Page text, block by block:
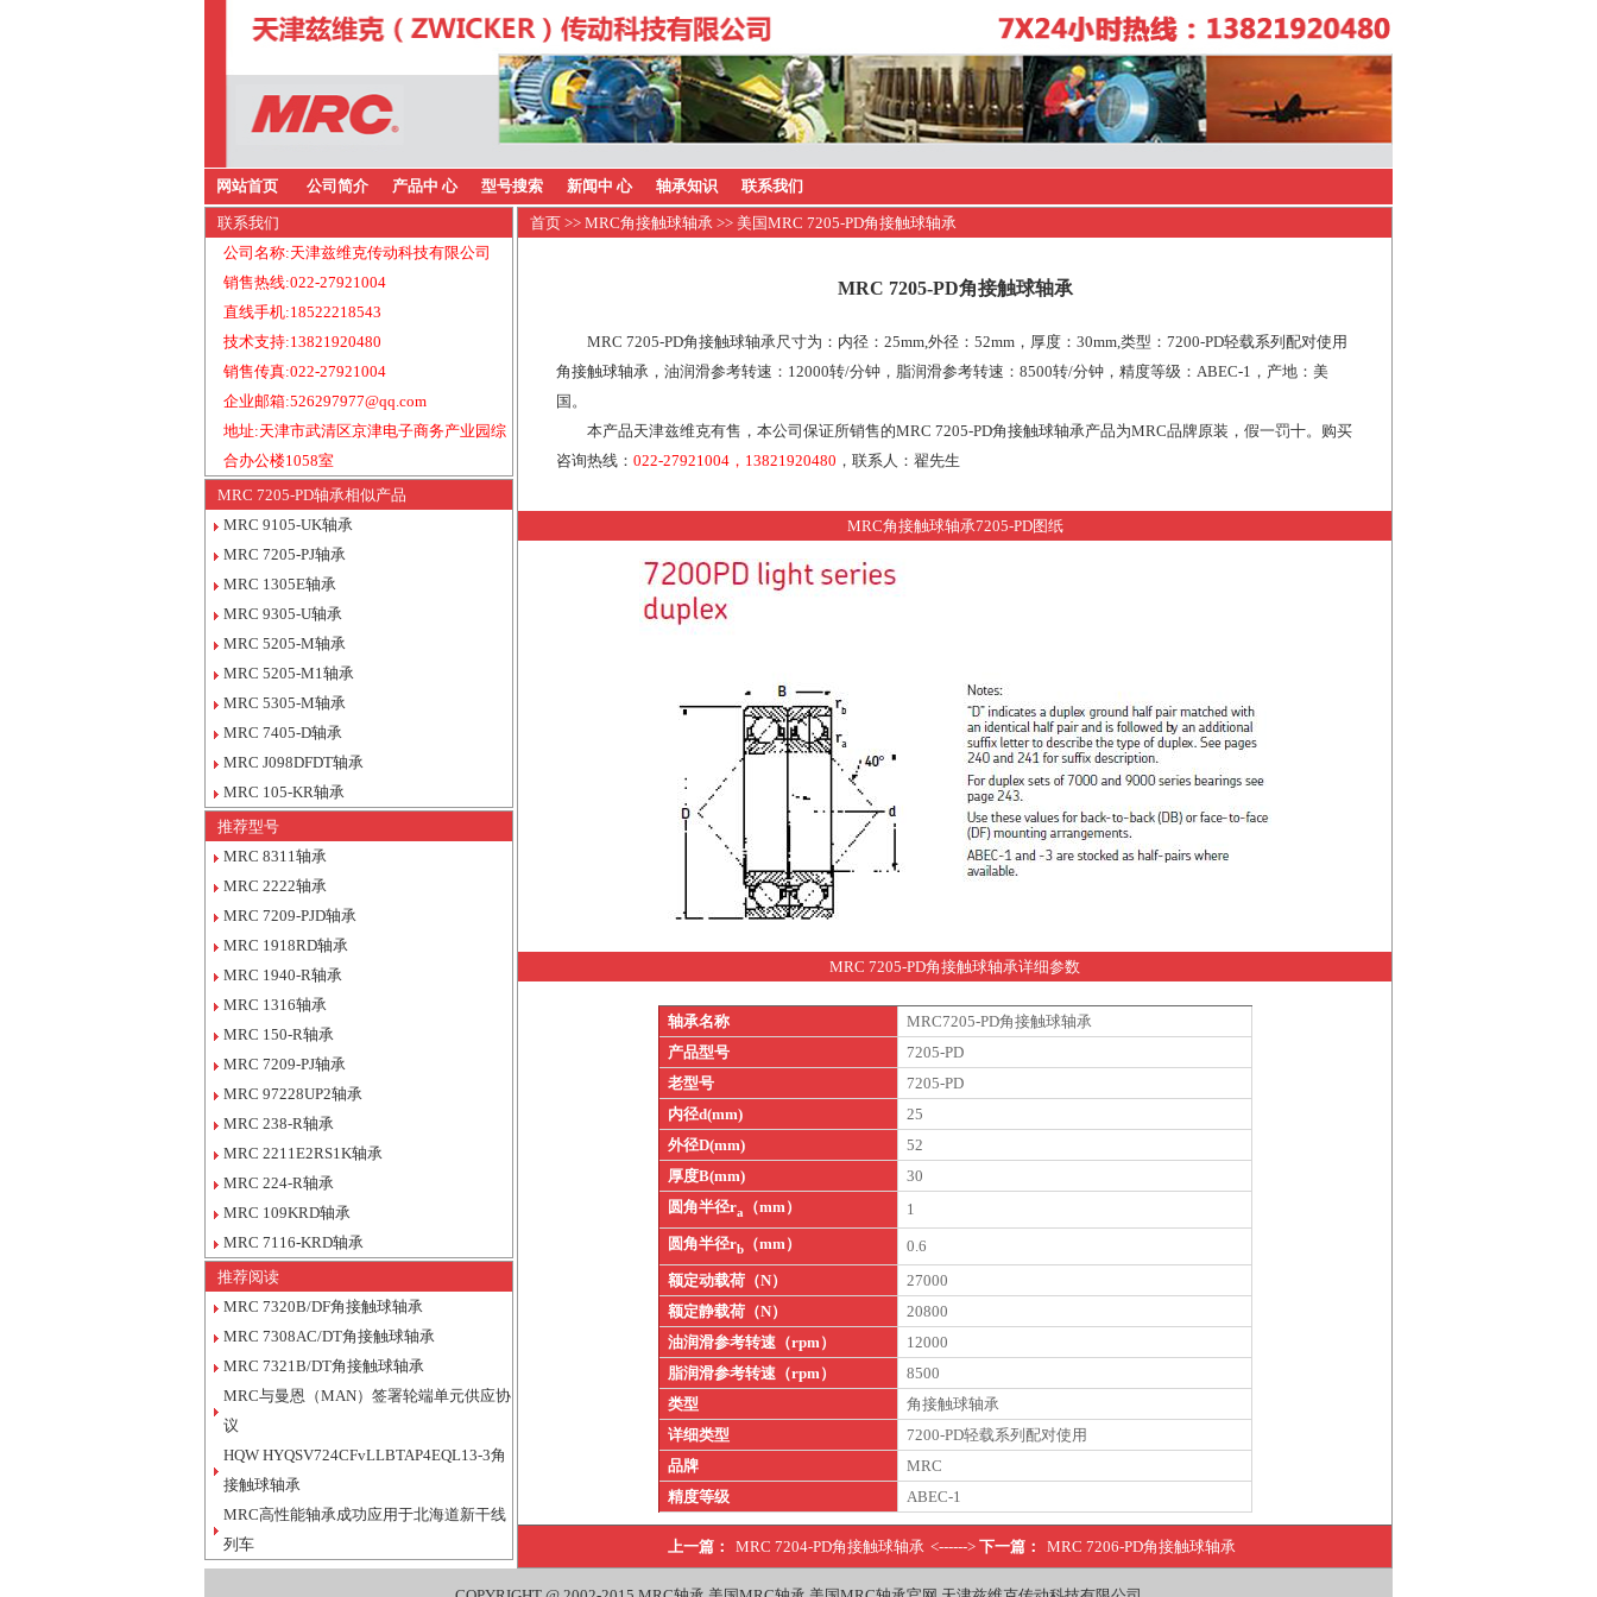
网站首页 公司简介 产品中 心 型号搜索 新闻中 心 轴承知识 联系我们
联系我们
公司名称:天津兹维克传动科技有限公司
销售热线:022-27921004
直线手机:18522218543
技术支持:13821920480
销售传真:022-27921004
企业邮箱:526297977@qq.com
地址:天津市武清区京津电子商务产业园综
合办公楼1058室
MRC 7205-PD轴承相似产品
MRC 9105-UK轴承
MRC 7205-PJ轴承
MRC 1305E轴承
MRC 9305-U轴承
MRC 5205-M轴承
MRC 5205-M1轴承
MRC 5305-M轴承
MRC 7405-D轴承
MRC J098DFDT轴承
MRC 105-KR轴承
推荐型号
MRC 8311轴承
MRC 2222轴承
MRC 7209-PJD轴承
MRC 1918RD轴承
MRC 1940-R轴承
MRC 1316轴承
MRC 150-R轴承
MRC 7209-PJ轴承
MRC 97228UP2轴承
MRC 238-R轴承
MRC 2211E2RS1K轴承
MRC 224-R轴承
MRC 109KRD轴承
MRC 7116-KRD轴承
推荐阅读
MRC 7320B/DF角接触球轴承
MRC 7308AC/DT角接触球轴承
MRC 7321B/DT角接触球轴承
MRC与曼恩（MAN）签署轮端单元供应协
议
HQW HYQSV724CFvLLBTAP4EQL13-3角
接触球轴承
MRC高性能轴承成功应用于北海道新干线
列车
首页 >> MRC角接触球轴承 >> 美国MRC 7205-PD角接触球轴承
MRC 7205-PD角接触球轴承
MRC 7205-PD角接触球轴承尺寸为：内径：25mm,外径：52mm，厚度：30mm,类型：7200-PD轻载系列配对使用
角接触球轴承，油润滑参考转速：12000转/分钟，脂润滑参考转速：8500转/分钟，精度等级：ABEC-1，产地：美
国。
本产品天津兹维克有售，本公司保证所销售的MRC 7205-PD角接触球轴承产品为MRC品牌原装，假一罚十。购买
咨询热线：022-27921004，13821920480 ，联系人：翟先生
MRC角接触球轴承7205-PD图纸
MRC 7205-PD角接触球轴承详细参数
轴承名称
MRC7205-PD角接触球轴承
产品型号
7205-PD
老型号
7205-PD
内径d(mm)
25
外径D(mm)
52
厚度B(mm)
30
圆角半径ra （mm）
1
圆角半径rb （mm）
0.6
额定动载荷（N）
27000
额定静载荷（N）
20800
油润滑参考转速（rpm）
12000
脂润滑参考转速（rpm）
8500
类型
角接触球轴承
详细类型
7200-PD轻载系列配对使用
品牌
MRC
精度等级
ABEC-1
上一篇： MRC 7204-PD角接触球轴承 <------> 下一篇： MRC 7206-PD角接触球轴承